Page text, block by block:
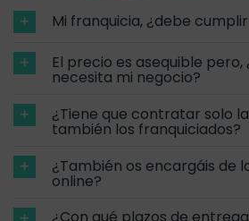
Mi franquicia, ¿debe cumplir
El precio es asequible pero,
necesita mi negocio?
¿Tiene que contratar solo
también los franquiciados?
¿También os encargáis de
online?